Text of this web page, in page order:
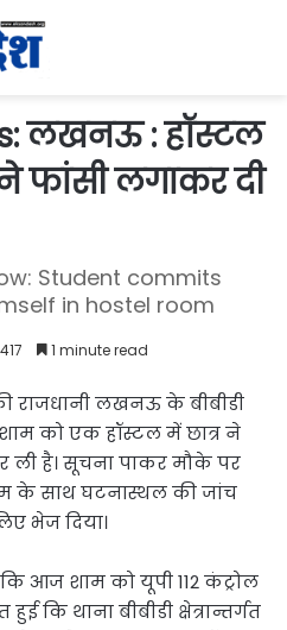
लखनऊ : हॉस्टल
फांसी लगाकर दी
Student commits
in hostel room
417 1 minute read
राजधानी लखनऊ के बीबीडी
शाम को एक हॉस्टल में छात्र ने
ली है। सूचना पाकर मौके पर
के साथ घटनास्थल की जांच
भेज दिया।
आज शाम को यूपी 112 कंट्रोल
कि थाना बीबीडी क्षेत्रान्तर्गत